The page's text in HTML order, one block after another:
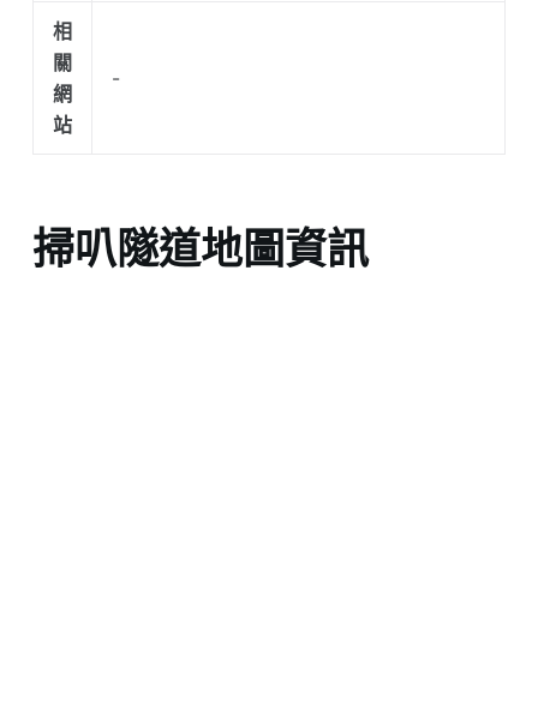
相
關
網
站
-
掃叭隧道地圖資訊